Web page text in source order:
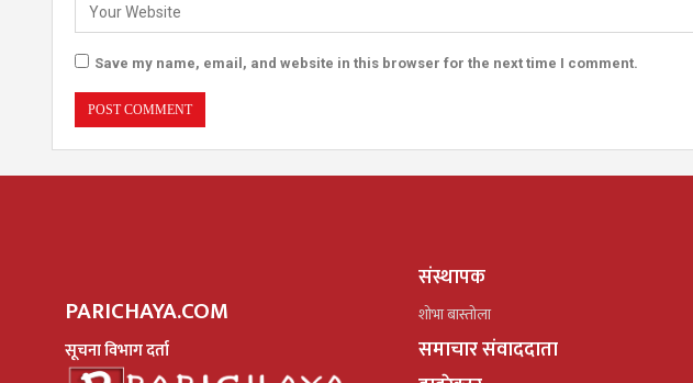
Save my name, email, and website in this browser for the next time I comment.
PARICHAYA.COM
सूचना विभाग दर्ता
संस्थापक
शोभा बास्तोला
समाचार संवाददाता